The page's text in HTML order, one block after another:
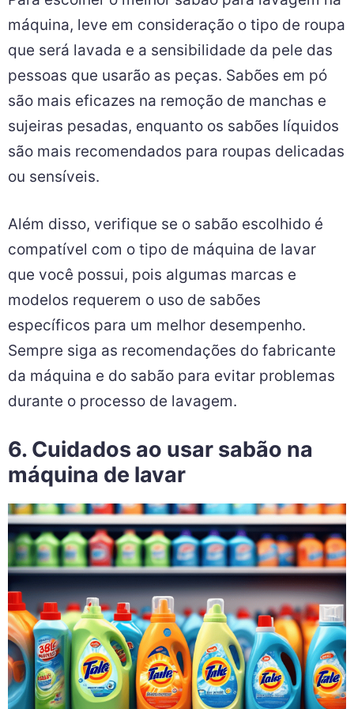
máquina, leve em consideração o tipo de roupa
que será lavada e a sensibilidade da pele das
pessoas que usarão as peças. Sabões em pó
são mais eficazes na remoção de manchas e
sujeiras pesadas, enquanto os sabões líquidos
são mais recomendados para roupas delicadas
ou sensíveis.
Além disso, verifique se o sabão escolhido é
compatível com o tipo de máquina de lavar
que você possui, pois algumas marcas e
modelos requerem o uso de sabões
específicos para um melhor desempenho.
Sempre siga as recomendações do fabricante
da máquina e do sabão para evitar problemas
durante o processo de lavagem.
6. Cuidados ao usar sabão na
máquina de lavar